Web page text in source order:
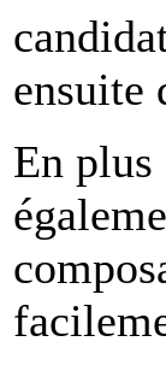
ensuite
En plus